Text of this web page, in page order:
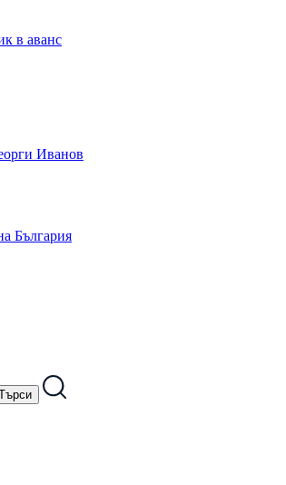
в аванс
Иванов
България